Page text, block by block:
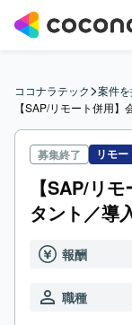
ココナラテック>案件
【SAP/リモート併用
募集終了 リモー
【SAP/リ
タント／導
報酬
職種